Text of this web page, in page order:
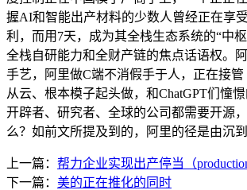
握AI和智能出产材料的少数人曾经正在享
利，而用7天，成为其全栈生态系统的“中
全栈自研能力和全财产链的焦点话语权。
手艺，阿里做C端不消假手于人，正在接管
从云、根本模子起头做，和ChatGPT们憧
开辟者、研究者、全球的公司都需要开源
么？如前文所提及到的，阿里的径是由沉到
上一篇： 帮力企业实现出产停当（
下一篇： 美的正在推化的同时